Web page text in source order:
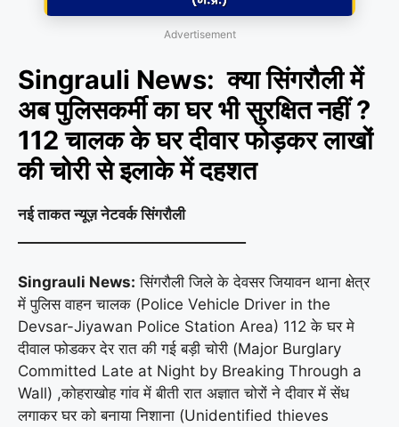
Advertisement
Singrauli News: क्या सिंगरौली में
अब पुलिसकर्मी का घर भी सुरक्षित नहीं ?
112 चालक के घर दीवार फोड़कर लाखों
की चोरी से इलाके में दहशत
नई ताकत न्यूज़ नेटवर्क सिंगरौली
Singrauli News: सिंगरौली जिले के देवसर जियावन थाना क्षेत्र
में पुलिस वाहन चालक (Police Vehicle Driver in the
Devsar-Jiyawan Police Station Area) 112 के घर मे
दीवाल फोडकर देर रात की गई बड़ी चोरी (Major Burglary
Committed Late at Night by Breaking Through a
Wall) ,कोहराखोह गांव में बीती रात अज्ञात चोरों ने दीवार में सेंध
लगाकर घर को बनाया निशाना (Unidentified thieves